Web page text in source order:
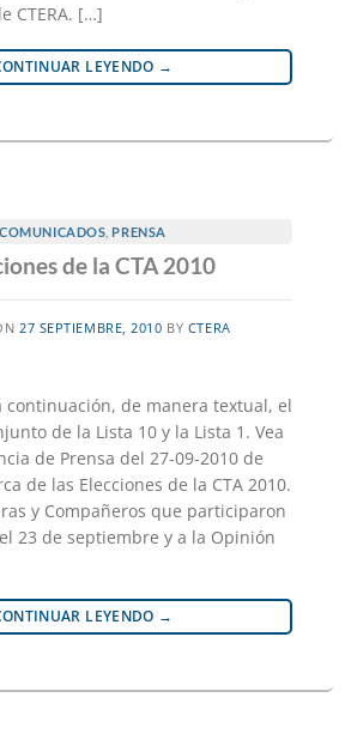
CTERA. […]
LEYENDO →
COMUNICADOS ,PRENSA
de la CTA 2010
27 SEPTIEMBRE, 2010 BY CTERA
continuación, de manera textual, el
de la Lista 10 y la Lista 1. Vea
de Prensa del 27-09-2010 de
de las Elecciones de la CTA 2010.
y Compañeros que participaron
23 de septiembre y a la Opinión
LEYENDO →